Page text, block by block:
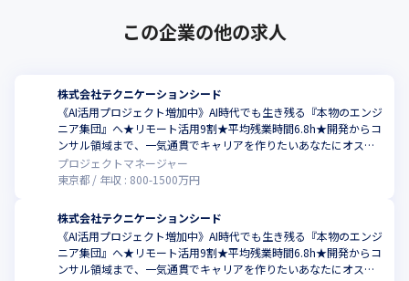
この企業の他の求人
株式会社テクニケーションシード
《AI活用プロジェクト増加中》AI時代でも生き残る『本物のエンジ
ニア集団』へ★リモート活用9割★平均残業時間6.8h★開発からコ
ンサル領域まで、一気通貫でキャリアを作りたいあなたにオスス
メの環境です！
プロジェクトマネージャー
東京都
年収 : 800-1500万円
株式会社テクニケーションシード
《AI活用プロジェクト増加中》AI時代でも生き残る『本物のエンジ
ニア集団』へ★リモート活用9割★平均残業時間6.8h★開発からコ
ンサル領域まで、一気通貫でキャリアを作りたいあなたにオスス